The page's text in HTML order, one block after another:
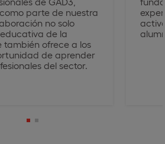
parte de nuestra
no solo
de la
también ofrece a los
de aprender
del sector.